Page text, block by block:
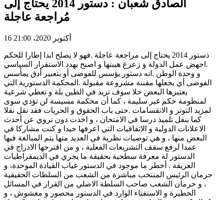
الصادق شعبان : دستور 2014 يحتاج إلى
مُراجعة عاجلة
16 أكتوبر 2020، 21:00
دستور 2014 يحتاج إلى مراجعة عاجلة .فهو لا يصلح ابدا إطارا للحكم
.اجهض عمل الدولة و زعزع هيبتها و اصبح يهدد الاستقرار السياسي
و وحدة الوطن .انه دستور يؤسس للفوضى أو بتعبير أدق يمأسس
الفوضى أي يجعلها مقننة مشروعة مقبولة .المحكمة الدستورية التي
يعتبرها البعض حلا سوف تزيد في الطين بلة و تعطي شرعية
لمنظومة حكم غير سليمة ، كما أن محكمة مسيسة لن تؤدي سوى
لمزيد التوتر و الانقسامات .حتى باب الحقوق و الحريات فقد نقل نقلا
كما ينقل تلميذ درسا في الامتحان ، و اخذت دون تروي عن أحدث
الاعلانات الدولية و الاتفاقيات التي اعرفها جيدا و كنت مشاركا في
البعض منها ، و هي توصيات نظرية في العديد منها يتم المبالغة فيها
عمدا لرفع سقف التشريعات الفعلية ، و من اقترحها الادراج في
الدستور له معرفة سطحية بحقيقة ما يجري في الديمقراطيات
العريقة . أخطر ما موجود في الدستور غياب القيادة الموحدة، و
حرمان الرئيس المنتخب مباشرة من الشعب من السلطات الحقيقية
، و حرمان الشعب صاحب السلطة الاصلي من القرار في المسائل
الخطيرة و الاستفتاء الوارد في الدستور محصور و مغشوش ، و